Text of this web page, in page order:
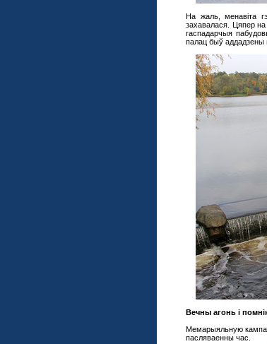
На жаль, менавіта
захавалася. Цяпер
гаспадарчыя
палац быў аддадзены
Вечны агонь і
Мемарыяльную
пасляваенны час.